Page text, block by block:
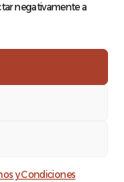
negativamente a
y Condiciones